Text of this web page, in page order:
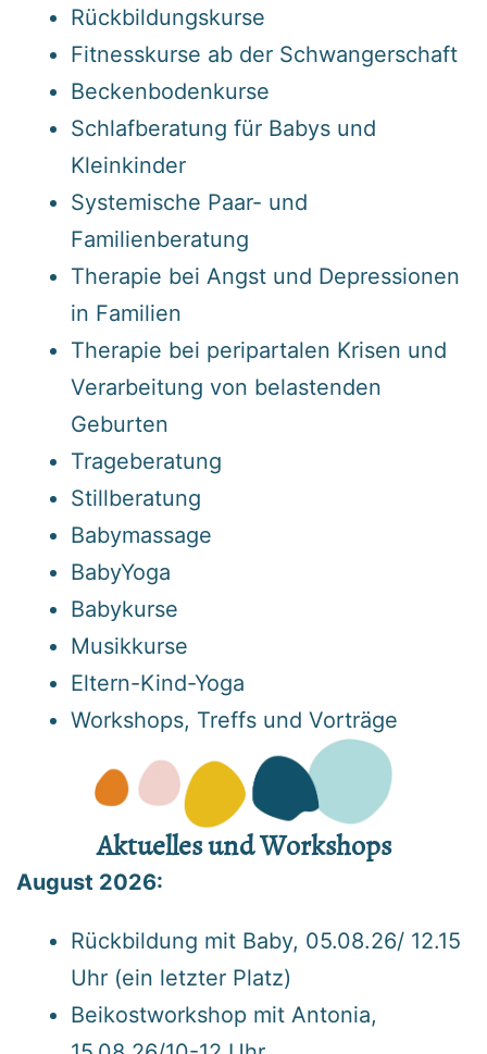
Rückbildungskurse
Fitnesskurse ab der Schwangerschaft
Beckenbodenkurse
Schlafberatung für Babys und
Kleinkinder
Systemische Paar- und
Familienberatung
Therapie bei Angst und Depressionen
in Familien
Therapie bei peripartalen Krisen und
Verarbeitung von belastenden
Geburten
Trageberatung
Stillberatung
Babymassage
BabyYoga
Babykurse
Musikkurse
Eltern-Kind-Yoga
Workshops, Treffs und Vorträge
Aktuelles und Workshops
August 2026:
Rückbildung mit Baby, 05.08.26/ 12.15
Uhr (ein letzter Platz)
Beikostworkshop mit Antonia,